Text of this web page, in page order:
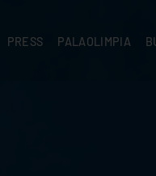
PRESS PALAOLIMPIA